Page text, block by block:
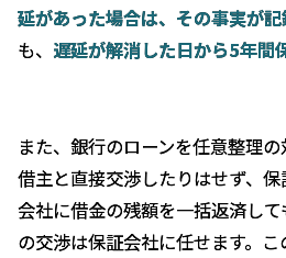
延があった場合は、その事実が記
も、 遅延が解消した日から5年間
また、銀行のローンを任意整理
借主と直接交渉したりはせず、
会社に借金の残額を一括返済し
の交渉は保証会社に任せます。